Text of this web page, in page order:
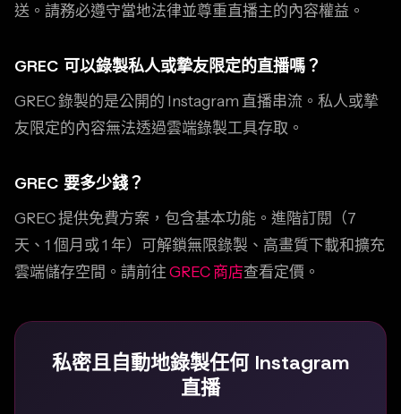
送。請務必遵守當地法律並尊重直播主的內容權益。
GREC 可以錄製私人或摯友限定的直播嗎？
GREC 錄製的是公開的 Instagram 直播串流。私人或摯
友限定的內容無法透過雲端錄製工具存取。
GREC 要多少錢？
GREC 提供免費方案，包含基本功能。進階訂閱（7
天、1 個月或 1 年）可解鎖無限錄製、高畫質下載和擴充
雲端儲存空間。請前往 GREC 商店查看定價。
私密且自動地錄製任何 Instagram
直播